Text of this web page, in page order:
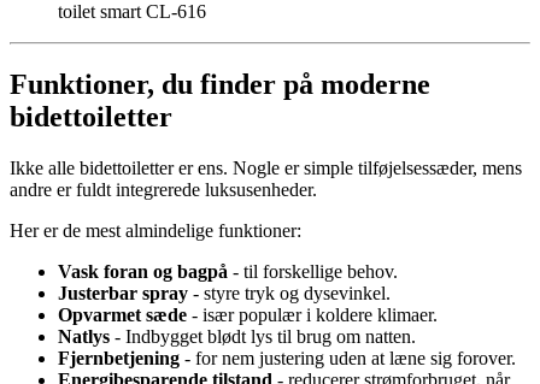
toilet smart CL-616
Funktioner, du finder på moderne
bidettoiletter
Ikke alle bidettoiletter er ens. Nogle er simple tilføjelsessæder, mens
andre er fuldt integrerede luksusenheder.
Her er de mest almindelige funktioner:
Vask foran og bagpå - til forskellige behov.
Justerbar spray - styre tryk og dysevinkel.
Opvarmet sæde - især populær i koldere klimaer.
Natlys - Indbygget blødt lys til brug om natten.
Fjernbetjening - for nem justering uden at læne sig forover.
Energibesparende tilstand - reducerer strømforbruget, når